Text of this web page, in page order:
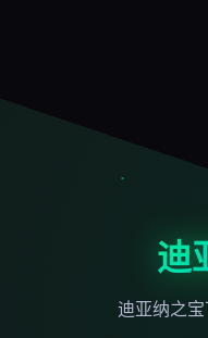
迪
迪亚纳之